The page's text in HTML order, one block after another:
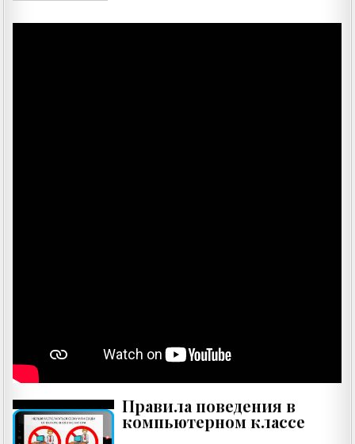
Правила поведения в
компьютерном классе